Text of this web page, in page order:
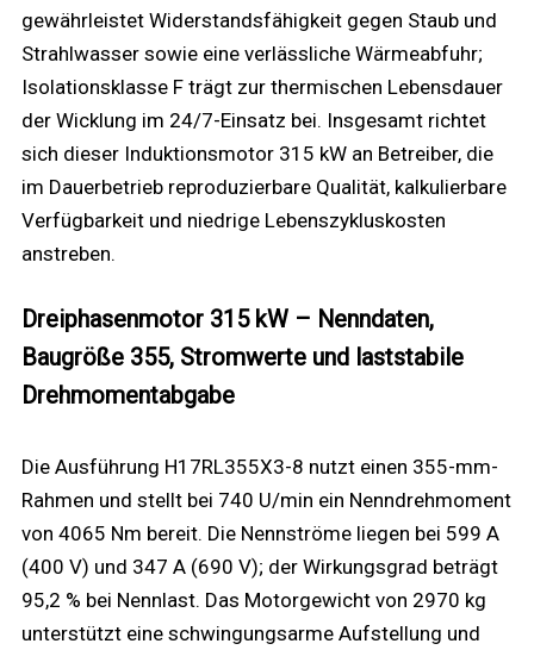
gewährleistet Widerstandsfähigkeit gegen Staub und
Strahlwasser sowie eine verlässliche Wärmeabfuhr;
Isolationsklasse F trägt zur thermischen Lebensdauer
der Wicklung im 24/7-Einsatz bei. Insgesamt richtet
sich dieser Induktionsmotor 315 kW an Betreiber, die
im Dauerbetrieb reproduzierbare Qualität, kalkulierbare
Verfügbarkeit und niedrige Lebenszykluskosten
anstreben.
Dreiphasenmotor 315 kW – Nenndaten,
Baugröße 355, Stromwerte und laststabile
Drehmomentabgabe
Die Ausführung H17RL355X3-8 nutzt einen 355-mm-
Rahmen und stellt bei 740 U/min ein Nenndrehmoment
von 4065 Nm bereit. Die Nennströme liegen bei 599 A
(400 V) und 347 A (690 V); der Wirkungsgrad beträgt
95,2 % bei Nennlast. Das Motorgewicht von 2970 kg
unterstützt eine schwingungsarme Aufstellung und